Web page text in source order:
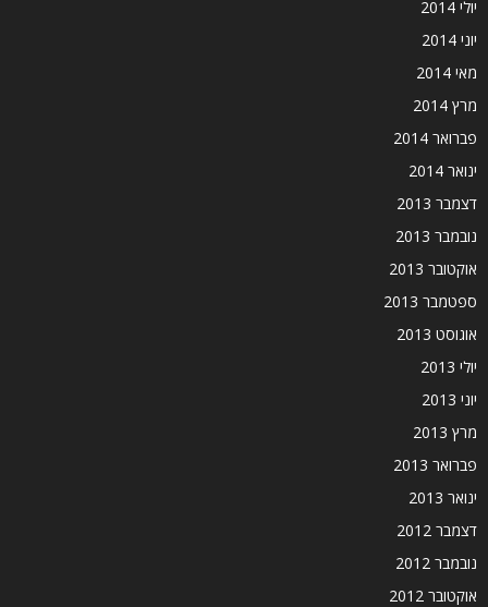
יולי 2014
יוני 2014
מאי 2014
מרץ 2014
פברואר 2014
ינואר 2014
דצמבר 2013
נובמבר 2013
אוקטובר 2013
ספטמבר 2013
אוגוסט 2013
יולי 2013
יוני 2013
מרץ 2013
פברואר 2013
ינואר 2013
דצמבר 2012
נובמבר 2012
אוקטובר 2012